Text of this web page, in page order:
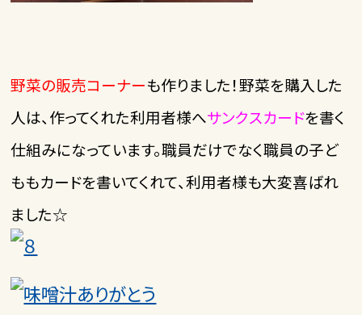
野菜の販売コーナーも作りました！野菜を購入した
人は、作ってくれた利用者様へサンクスカードを書く
仕組みになっています。職員だけでなく職員の子ど
ももカードを書いてくれて、利用者様も大変喜ばれ
ました☆